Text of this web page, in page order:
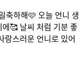
축하해🩷 오늘 언니 생
🥰 날씨 처럼 기분 좋
랑스러운 언니로 있어